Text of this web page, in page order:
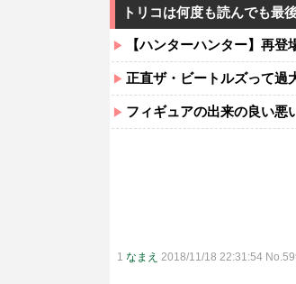
トリコは何度も読んでも最
【ハンターハンター】再登
正直ザ・ビートルズって過
フィギュアの出来の良い悪
1 なまえ 2018/11/18 22:31:54